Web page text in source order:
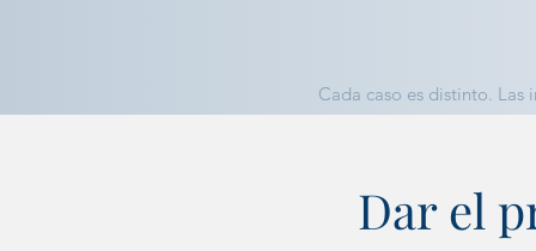
Cada caso es distinto. Las
Dar el